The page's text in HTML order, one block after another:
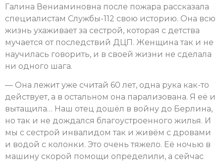
Галина Вениаминовна после пожара рассказала
специалистам Службы-112 свою историю. Она всю
жизнь ухаживает за сестрой, которая с детства
мучается от последствий ДЦП. Женщина так и не
научилась говорить, и в своей жизни не сделала
ни одного шага.
— Она лежит уже считай 60 лет, одна рука как-то
действует, а в остальном она парализована. Я её и
вытащила… Наш отец дошёл в войну до Берлина,
но так и не дождался благоустроенного жилья. И
мы с сестрой инвалидом так и живём с дровами
и водой с колонки. Это очень тяжело. Её ночью в
машину скорой помощи определили, а сейчас